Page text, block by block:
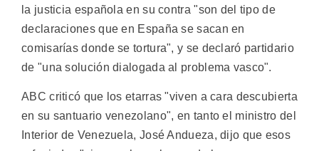
la justicia española en su contra "son del tipo de
declaraciones que en España se sacan en
comisarías donde se tortura", y se declaró partidario
de "una solución dialogada al problema vasco".
ABC criticó que los etarras "viven a cara descubierta
en su santuario venezolano", en tanto el ministro del
Interior de Venezuela, José Andueza, dijo que esos